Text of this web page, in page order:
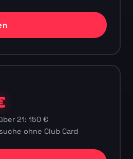
21: 150 €
ohne Club Card